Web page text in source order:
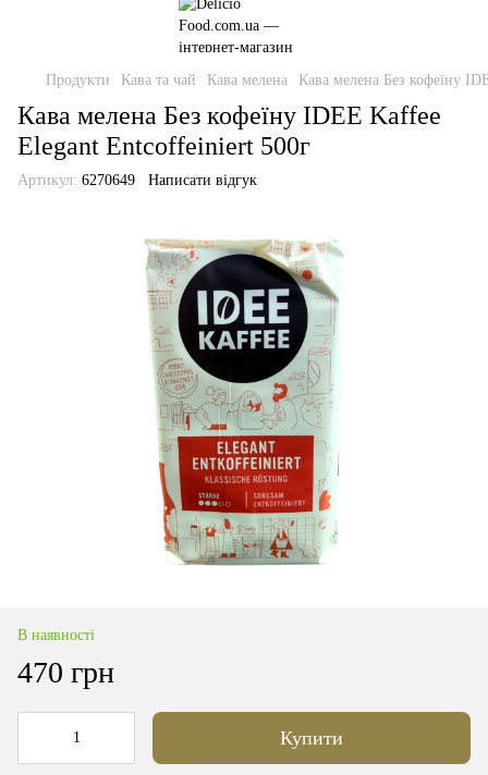
Продукти Кава та чай Кава мелена Кава мелена Без кофеїну
Кава мелена Без кофеїну IDEE Kaffee
Elegant Entcoffeiniert 500г
Артикул: 6270649 Написати відгук
В наявності
470 грн
Купити